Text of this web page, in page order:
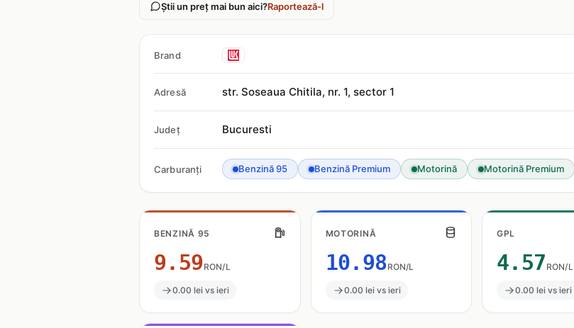
Știi un preț mai bun aici?Raportează-l
Brand
Adresă str. Soseaua Chitila, nr. 1, sector 1
Județ Bucuresti
Carburanți Benzină 95 Benzină Premium Motorină Motorină Premium
BENZINĂ 95
9.59RON/L
0.00 lei vs ieri
MOTORINĂ
10.98RON/L
0.00 lei vs ieri
GPL
4.57 RON/L
0.00 lei vs ieri